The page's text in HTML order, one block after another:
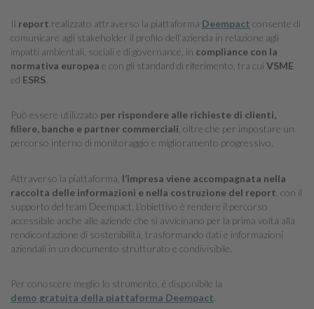
Il report realizzato attraverso la piattaforma Deempact consente di
comunicare agli stakeholder il profilo dell’azienda in relazione agli
impatti ambientali, sociali e di governance, in compliance con la
normativa europea e con gli standard di riferimento, tra cui VSME
ed ESRS
Può essere utilizzato per rispondere alle richieste di clienti,
filiere, banche e partner commerciali , oltre che per impostare un
percorso interno di monitoraggio e miglioramento progressivo.
Attraverso la piattaforma, l’impresa viene accompagnata nella
raccolta delle informazioni e nella costruzione del report , con il
supporto del team Deempact. L’obiettivo è rendere il percorso
accessibile anche alle aziende che si avvicinano per la prima volta alla
rendicontazione di sostenibilità, trasformando dati e informazioni
aziendali in un documento strutturato e condivisibile.
Per conoscere meglio lo strumento, è disponibile la
demo gratuita della piattaforma Deempact